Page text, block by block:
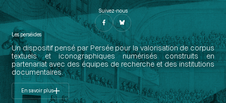
Suivez-nous
Les perséides
Un dispositif pensé par Persée pour la valorisation de corpus
textuels et iconographiques numérisés construits en
partenariat avec des équipes de recherche et des institutions
documentaires.
En savoir plus